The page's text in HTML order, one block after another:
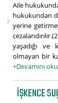
Aile
hukukundan
yerine
yaşadığı ve
olmayan bir
+Devamını oku
İŞKENCE